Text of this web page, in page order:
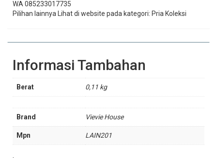
WA 085233017735
Pilihan lainnya Lihat di website pada kategori: Pria Koleksi
Informasi Tambahan
Berat 0,11 kg
Brand Vievie House
Mpn LAIN201